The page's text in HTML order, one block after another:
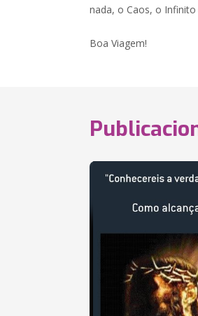
nada, o Caos, o
Boa Viagem!